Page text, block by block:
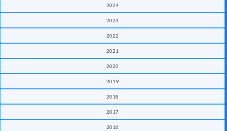
2024
2023
2022
2021
2020
2019
2018
2017
2016